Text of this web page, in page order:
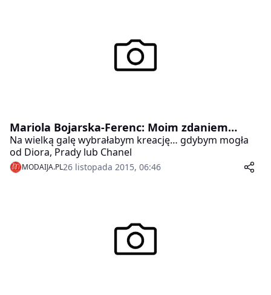
Mariola Bojarska-Ferenc: Moim zdaniem…
Na wielką galę wybrałabym kreację… gdybym mogła
od Diora, Prady lub Chanel
MODAIJA.PL26 listopada 2015, 06:46